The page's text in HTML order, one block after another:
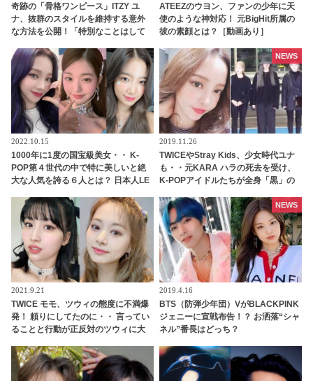
奇跡の「骨格ワンピース」ITZY ユ
ナ、抜群のスタイルを維持する意外
な方法を公開！「特別なことはして
味？
ATEEZのウヨン、ファンの少年に天
使のような神対応！ 元BigHit所属の
彼の素顔とは？［動画あり］
2022.10.15
1000年に1度の国宝級美女・・ K-
POP第４世代の中で特に美しいと絶
大な人気を誇る６人とは？ 日本人LE
2019.11.26
TWICEやStray Kids、少女時代ユナ
も・・元KARA ハラの死去を受け、
K-POPアイドルたちが全身「黒」の
NEWS
2021.9.21
TWICE モモ、ツウィの態度に不満爆
発！ 頼りにしてたのに・・ 言ってい
ることと行動が正反対のツウィに大
2019.4.16
BTS（防弾少年団）VがBLACKPINK
ジェニーに宣戦布告！？ お洒落“シャ
ネル”番長はどっち？
NEWS